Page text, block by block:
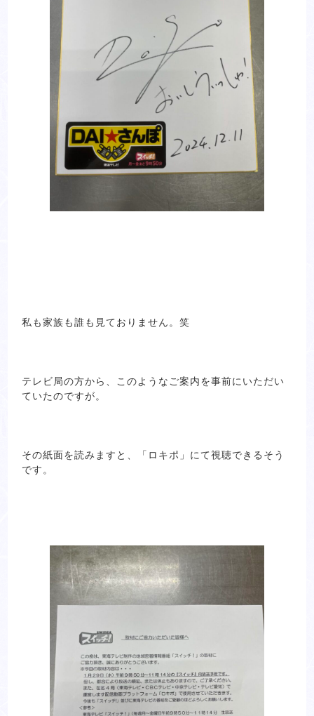
私も家族も誰も見ておりません。笑
テレビ局の方から、このようなご案内を事前にいただい
ていたのですが。
その紙面を読みますと、「ロキポ」にて視聴できるそう
です。